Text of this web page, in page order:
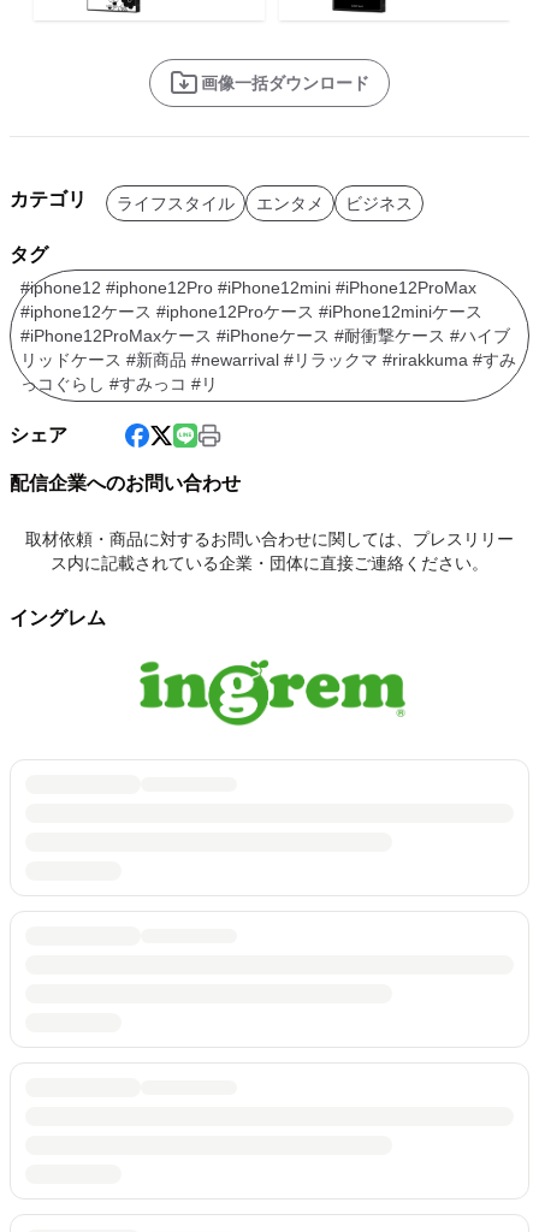
画像一括ダウンロード
カテゴリ ライフスタイル エンタメ ビジネス
タグ
#iphone12 #iphone12Pro #iPhone12mini #iPhone12ProMax
#iphone12ケース #iphone12Proケース #iPhone12miniケース
#iPhone12ProMaxケース #iPhoneケース #耐衝撃ケース #ハイブ
リッドケース #新商品 #newarrival #リラックマ #rirakkuma #すみ
っコぐらし #すみっコ #リ
シェア
配信企業へのお問い合わせ
取材依頼・商品に対するお問い合わせに関しては、プレスリリー
ス内に記載されている企業・団体に直接ご連絡ください。
イングレム